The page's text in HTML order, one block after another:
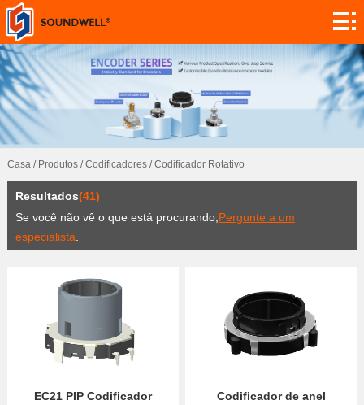
Sobre
Personalização
do módulo
Codificadores
Potenciómetros
Interruptores
Aplicação
Casa/ Produtos/Codificadores/Codificador Rotativo
Resultados(41)
Se você não vê o que está procurando,Pergunte a um
especialista.
EC21 PIP Codificador
Codificador de anel